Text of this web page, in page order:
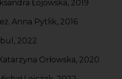
Łojowska, 2019
Anna Pytlik, 2016
2022
Orłowska, 2020